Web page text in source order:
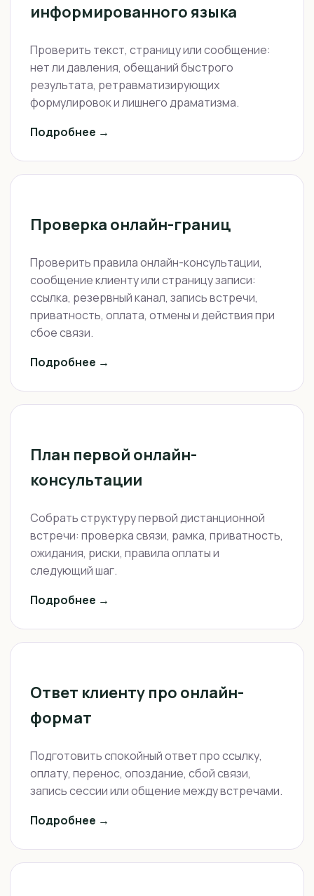
информированного языка
Проверить текст, страницу или сообщение:
нет ли давления, обещаний быстрого
результата, ретравматизирующих
формулировок и лишнего драматизма.
Подробнее →
Проверка онлайн-границ
Проверить правила онлайн-консультации,
сообщение клиенту или страницу записи:
ссылка, резервный канал, запись встречи,
приватность, оплата, отмены и действия при
сбое связи.
Подробнее →
План первой онлайн-
консультации
Собрать структуру первой дистанционной
встречи: проверка связи, рамка, приватность,
ожидания, риски, правила оплаты и
следующий шаг.
Подробнее →
Ответ клиенту про онлайн-
формат
Подготовить спокойный ответ про ссылку,
оплату, перенос, опоздание, сбой связи,
запись сессии или общение между встречами.
Подробнее →